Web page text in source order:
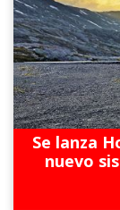
Se lanza
nuevo